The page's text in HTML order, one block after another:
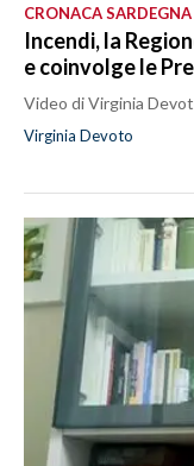
CRONACA SARDEGNA
Incendi, la
e coinvolge le
Video di Virginia
Virginia Devoto